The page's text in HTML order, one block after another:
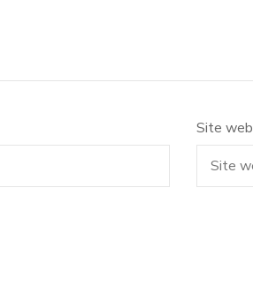
Site web